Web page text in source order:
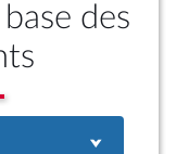
des